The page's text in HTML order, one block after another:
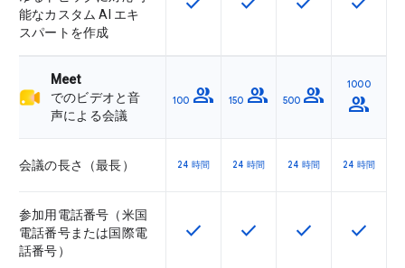
能なカスタム AI エキ
スパートを作成
Meet
でのビデオと音
声による会議
100 group 150 group 500 group 1000
group
会議の長さ（最長） 24 時間 24 時間 24 時間 24 時間
参加用電話番号（米国
電話番号または国際電
話番号）
この機能は該当の SKU で利用で
check この機能は該当の SKU
check この機能は該当
check この機
check